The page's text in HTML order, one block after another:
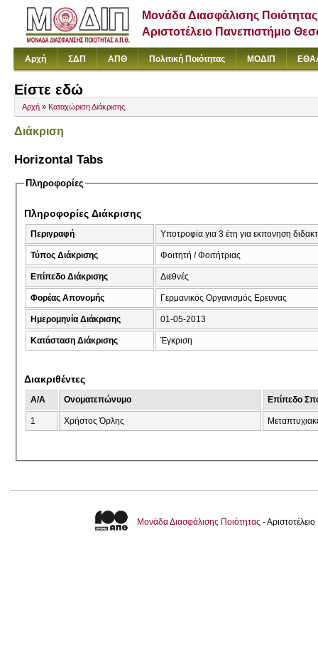
Μονάδα Διασφάλισης Ποιότητας
Αριστοτέλειο Πανεπιστήμιο
Αρχή ΣΔΠ ΑΠΘ Πολιτική Ποιότητας ΜΟΔΙΠ
Είστε εδώ
Αρχή » Καταχώριση Διάκρισης
Διάκριση
Horizontal Tabs
Πληροφορίες
Πληροφορίες Διάκρισης
Περιγραφή Υποτροφία για 3 έτη για εκπονηση
Τύπος Διάκρισης Φοιτητή / Φοιτήτριας
Επίπεδο Διάκρισης Διεθνές
Φορέας Απονομής Γερμανικός Οργανισμός Ερευνας
Ημερομηνία Διάκρισης 01-05-2013
Κατάσταση Διάκρισης Έγκριση
Διακριθέντες
A/A Ονοματεπώνυμο Επίπεδο
1 Χρήστος Όρλης
Μονάδα Διασφάλισης Ποιότητας -